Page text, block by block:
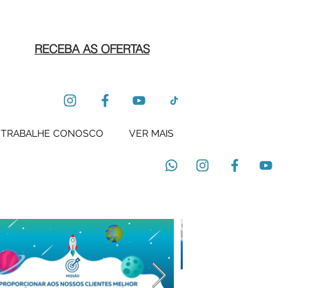
RECEBA AS OFERTAS
TRABALHE CONOSCO VER MAIS